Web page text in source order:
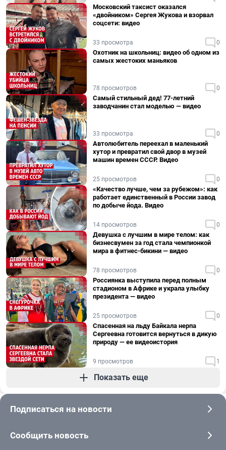
Московский таксист оказался
«двойником» Сергея Жукова и взорвал
соцсети: видео
33 просмотра 0
Охотник на школьниц: видео об одном из
самых жестоких маньяков
78 просмотров 0
Самый стильный дед! 77-летний
заводчанин стал моделью — видео
33 просмотра 0
Автолюбитель переехал в маленький
хутор и превратил свой двор в музей
машин времен СССР. Видео
25 просмотров 0
«Качество лучше, чем за рубежом»: как
работает единственный в России завод
по добыче йода. Видео
14 просмотров 0
Девушка с лучшим в мире телом: как
бизнесвумен за год стала чемпионкой
мира в фитнес-бикини — видео
78 просмотров 0
Россиянка выступила перед полным
стадионом в Африке и украла улыбку
президента — видео
25 просмотров 0
Спасенная на льду Байкала нерпа
Сергеевна готовится вернуться в дикую
природу — ее видеоистория
9 просмотров 1
Показать еще
Подписаться на новости
Сообщить новость